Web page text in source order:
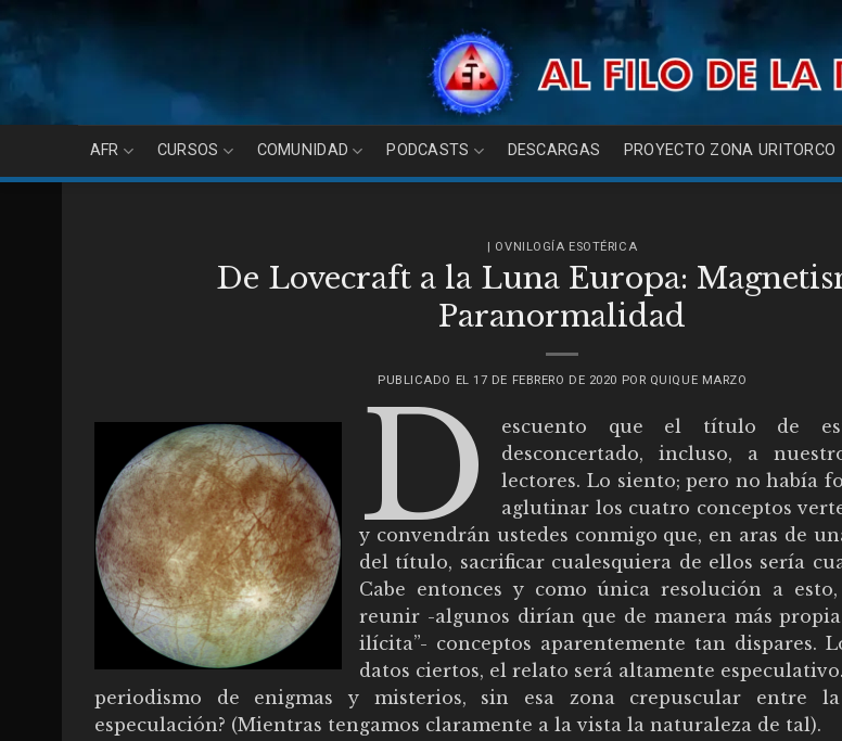
content
AFR CURSOS COMUNIDAD PODCASTS DESCARGAS PROYECTO ZONA URITORCO
| OVNILOGÍA ESOTÉRICA
De Lovecraft a la Luna Europa:
Paranormalidad
PUBLICADO EL 17 DE FEBRERO DE 2020 POR QUIQUE MARZO
D
escuento que el título de
desconcertado, incluso, a
lectores. Lo siento; pero no había
aglutinar los cuatro conceptos
y convendrán ustedes conmigo que, en aras de
del título, sacrificar cualesquiera de ellos sería
Cabe entonces y como única resolución a
reunir -algunos dirían que de manera más propia
ilícita”- conceptos aparentemente tan dispares.
datos ciertos, el relato será altamente
periodismo de enigmas y misterios, sin esa zona crepuscular entre
especulación? (Mientras tengamos claramente a la vista la naturaleza de tal).